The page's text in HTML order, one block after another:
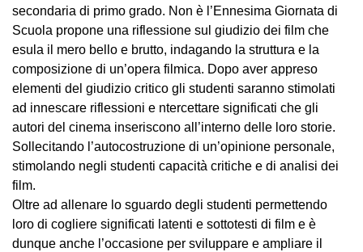
secondaria di primo grado. Non è l’Ennesima Giornata di
Scuola propone una riflessione sul giudizio dei film che
esula il mero bello e brutto, indagando la struttura e la
composizione di un’opera filmica. Dopo aver appreso
elementi del giudizio critico gli studenti saranno stimolati
ad innescare riflessioni e ntercettare significati che gli
autori del cinema inseriscono all’interno delle loro storie.
Sollecitando l’autocostruzione di un’opinione personale,
stimolando negli studenti capacità critiche e di analisi dei
film.
Oltre ad allenare lo sguardo degli studenti permettendo
loro di cogliere significati latenti e sottotesti di film e è
dunque anche l’occasione per sviluppare e ampliare il